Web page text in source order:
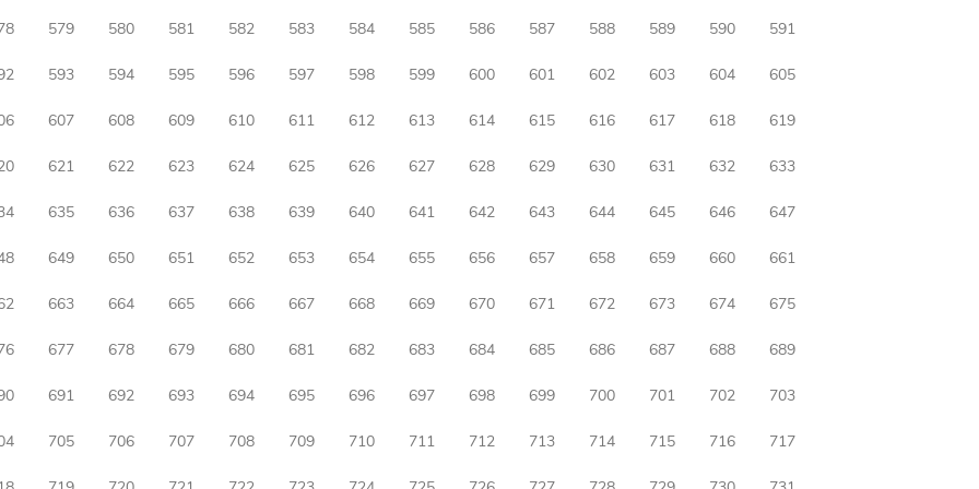
579 580 581 582 583 584 585 586 587 588 589 590 591
593 594 595 596 597 598 599 600 601 602 603 604 605
607 608 609 610 611 612 613 614 615 616 617 618 619
621 622 623 624 625 626 627 628 629 630 631 632 633
635 636 637 638 639 640 641 642 643 644 645 646 647
649 650 651 652 653 654 655 656 657 658 659 660 661
663 664 665 666 667 668 669 670 671 672 673 674 675
677 678 679 680 681 682 683 684 685 686 687 688 689
691 692 693 694 695 696 697 698 699 700 701 702 703
705 706 707 708 709 710 711 712 713 714 715 716 717